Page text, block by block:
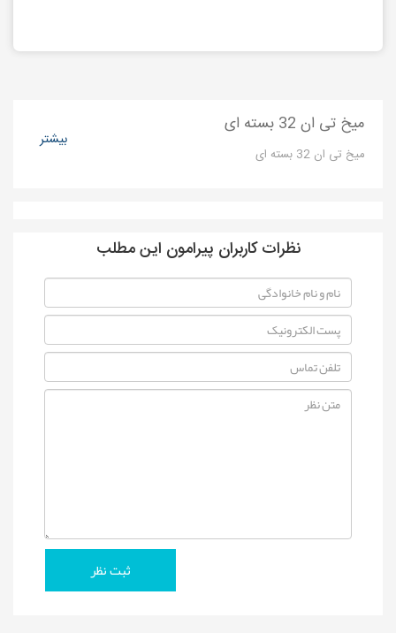
میخ تی ان 32 بسته ای
میخ تی ان 32 بسته ای
بیشتر
نظرات کاربران پیرامون این مطلب